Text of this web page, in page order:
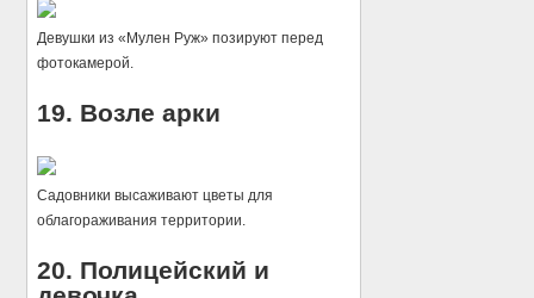
Девушки из «Мулен Руж» позируют перед
фотокамерой.
19. Возле арки
Садовники высаживают цветы для
облагораживания территории.
20. Полицейский и